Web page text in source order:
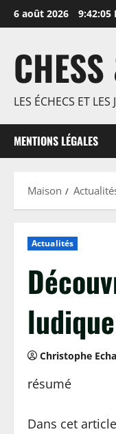
Passer
au
6 août 2026 9:42:06
LES ÉCHECS ET
MENTIONS LÉGALES
Maison
Actualités
ludique
Christophe
résumé
Dans cet